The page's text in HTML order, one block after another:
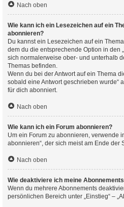
Nach oben
Wie kann ich ein Lesezeichen auf ein
abonnieren?
Du kannst ein Lesezeichen auf ein
dem du die entsprechende Option in den
sich normalerweise ober- und unterhalb
Themas befinden.
Wenn du bei der Antwort auf ein Thema
sobald eine Antwort geschrieben wurde“
für dich abonniert.
Nach oben
Wie kann ich ein Forum abonnieren?
Um ein Forum zu abonnieren, verwende
abonnieren“, der sich meist am Ende der
Nach oben
Wie deaktiviere ich meine
Wenn du mehrere Abonnements
persönlichen Bereich unter „Einstieg“ –